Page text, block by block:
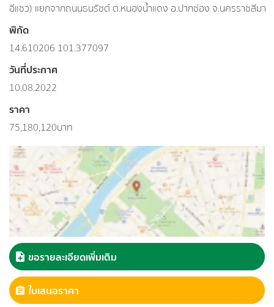
อีแซว) แยกจากถนนธนรัชต์ ต.หนองน้ำแดง อ.ปากช่อง จ.นครราชสีมา
พิกัด
14.610206 101.377097
วันที่ประกาศ
10.08.2022
ราคา
75,180,120บาท
ขอรายละเอียดเพิ่มเติม
ใบเสนอราคา